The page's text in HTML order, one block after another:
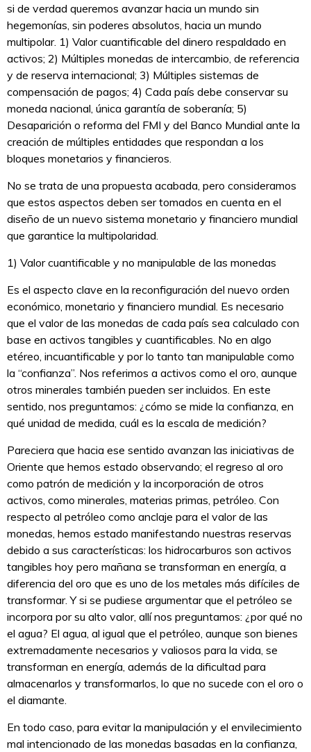
si de verdad queremos avanzar hacia un mundo sin
hegemonías, sin poderes absolutos, hacia un mundo
multipolar. 1) Valor cuantificable del dinero respaldado en
activos; 2) Múltiples monedas de intercambio, de referencia
y de reserva internacional; 3) Múltiples sistemas de
compensación de pagos; 4) Cada país debe conservar su
moneda nacional, única garantía de soberanía; 5)
Desaparición o reforma del FMI y del Banco Mundial ante la
creación de múltiples entidades que respondan a los
bloques monetarios y financieros.
No se trata de una propuesta acabada, pero consideramos
que estos aspectos deben ser tomados en cuenta en el
diseño de un nuevo sistema monetario y financiero mundial
que garantice la multipolaridad.
1) Valor cuantificable y no manipulable de las monedas
Es el aspecto clave en la reconfiguración del nuevo orden
económico, monetario y financiero mundial. Es necesario
que el valor de las monedas de cada país sea calculado con
base en activos tangibles y cuantificables. No en algo
etéreo, incuantificable y por lo tanto tan manipulable como
la “confianza”. Nos referimos a activos como el oro, aunque
otros minerales también pueden ser incluidos. En este
sentido, nos preguntamos: ¿cómo se mide la confianza, en
qué unidad de medida, cuál es la escala de medición?
Pareciera que hacia ese sentido avanzan las iniciativas de
Oriente que hemos estado observando; el regreso al oro
como patrón de medición y la incorporación de otros
activos, como minerales, materias primas, petróleo. Con
respecto al petróleo como anclaje para el valor de las
monedas, hemos estado manifestando nuestras reservas
debido a sus características: los hidrocarburos son activos
tangibles hoy pero mañana se transforman en energía, a
diferencia del oro que es uno de los metales más difíciles de
transformar. Y si se pudiese argumentar que el petróleo se
incorpora por su alto valor, allí nos preguntamos: ¿por qué no
el agua? El agua, al igual que el petróleo, aunque son bienes
extremadamente necesarios y valiosos para la vida, se
transforman en energía, además de la dificultad para
almacenarlos y transformarlos, lo que no sucede con el oro o
el diamante.
En todo caso, para evitar la manipulación y el envilecimiento
mal intencionado de las monedas basadas en la confianza,